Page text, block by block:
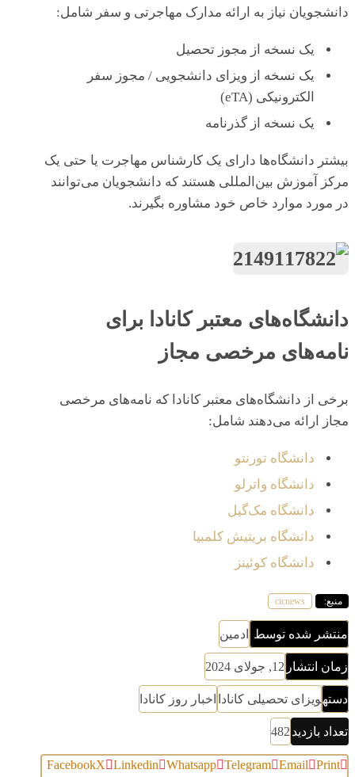
دانشجویان نیاز به ارائه مدارک مهاجرتی و سفر شامل:
یک نسخه از مجوز تحصیل
یک نسخه از ویزای دانشجویی / مجوز سفر
الکترونیکی (eTA)
یک نسخه از گذرنامه
بیشتر دانشگاه‌ها دارای یک کارشناس مهاجرت یا حتی یک
مرکز آموزش بین‌المللی هستند که دانشجویان می‌توانند
در مورد موارد خاص خود مشاوره بگیرند.
دانشگاه‌های معتبر کانادا برای
نامه‌های مرخصی مجاز
برخی از دانشگاه‌های معتبر کانادا که نامه‌های مرخصی
مجاز ارائه می‌دهند شامل:
دانشگاه تورنتو
دانشگاه واترلو
دانشگاه مک‌گیل
دانشگاه بریتیش کلمبیا
دانشگاه کوئینز
منبع: cicnews
منتشر شده توسط ادمین
زمان انتشار 12, جولای 2024
دستهویزای تحصیلی کانادا اخبار روز کانادا
تعداد بازدید 482
FacebookX Linkedin Whatsapp Telegram Email
Print